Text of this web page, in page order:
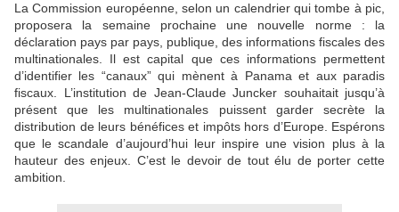
La Commission européenne, selon un calendrier qui tombe à pic,
proposera la semaine prochaine une nouvelle norme : la
déclaration pays par pays, publique, des informations fiscales des
multinationales. Il est capital que ces informations permettent
d’identifier les “canaux” qui mènent à Panama et aux paradis
fiscaux. L’institution de Jean-Claude Juncker souhaitait jusqu’à
présent que les multinationales puissent garder secrète la
distribution de leurs bénéfices et impôts hors d’Europe. Espérons
que le scandale d’aujourd’hui leur inspire une vision plus à la
hauteur des enjeux. C’est le devoir de tout élu de porter cette
ambition.